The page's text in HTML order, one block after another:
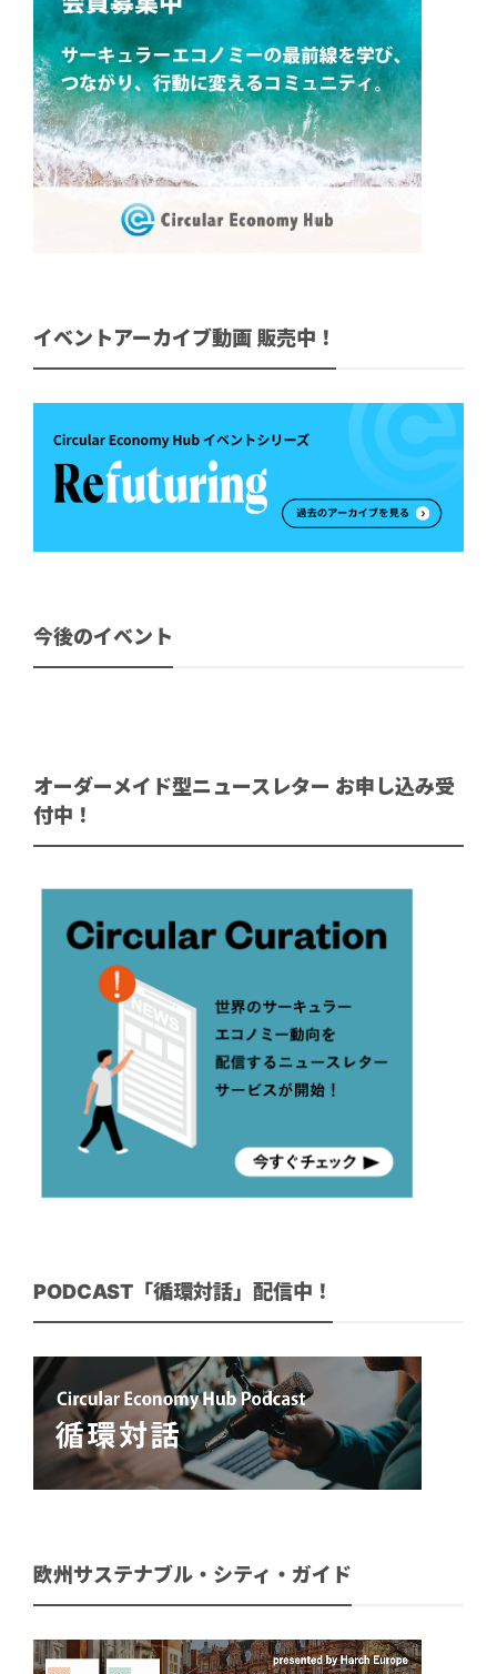
イベントアーカイブ動画 販売中！
今後のイベント
オーダーメイド型ニュースレター お申し込み受
付中！
PODCAST「循環対話」配信中！
欧州サステナブル・シティ・ガイド